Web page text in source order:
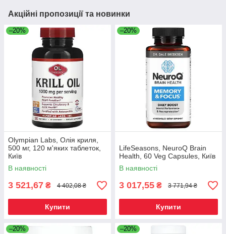
Акційні пропозиції та новинки
–20%
Olympian Labs, Олія криля,
500 мг, 120 м'яких таблеток,
Київ
В наявності
3 521,67 ₴ 4 402,08 ₴
Купити
–20%
LifeSeasons, NeuroQ Brain
Health, 60 Veg Capsules, Київ
В наявності
3 017,55 ₴ 3 771,94 ₴
Купити
–20% –20%